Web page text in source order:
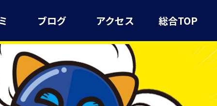
ブログ アクセス 総合TOP